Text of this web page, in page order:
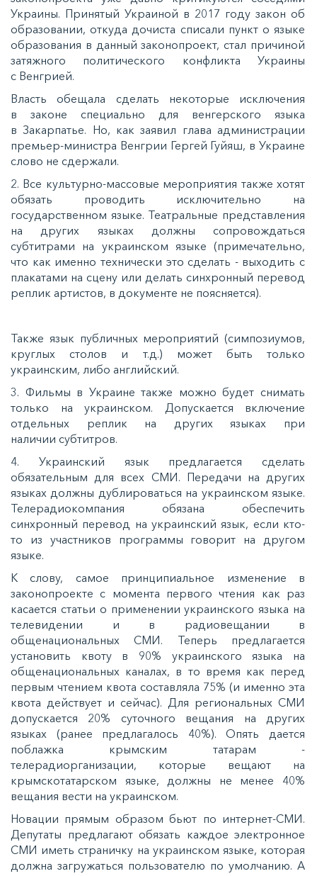
Украины. Принятый Украиной в 2017 году закон об
образовании, откуда дочиста списали пункт о языке
образования в данный законопроект, стал причиной
затяжного политического конфликта Украины
с Венгрией.
Власть обещала сделать некоторые исключения
в законе специально для венгерского языка
в Закарпатье. Но, как заявил глава администрации
премьер-министра Венгрии Гергей Гуйяш, в Украине
слово не сдержали.
2. Все культурно-массовые мероприятия также хотят
обязать проводить исключительно на
государственном языке. Театральные представления
на других языках должны сопровождаться
субтитрами на украинском языке (примечательно,
что как именно технически это сделать - выходить с
плакатами на сцену или делать синхронный перевод
реплик артистов, в документе не поясняется).
Также язык публичных мероприятий (симпозиумов,
круглых столов и т.д.) может быть только
украинским, либо английский.
3. Фильмы в Украине также можно будет снимать
только на украинском. Допускается включение
отдельных реплик на других языках при
наличии субтитров.
4. Украинский язык предлагается сделать
обязательным для всех СМИ. Передачи на других
языках должны дублироваться на украинском языке.
Телерадиокомпания обязана обеспечить
синхронный перевод на украинский язык, если кто-
то из участников программы говорит на другом
языке.
К слову, самое принципиальное изменение в
законопроекте с момента первого чтения как раз
касается статьи о применении украинского языка на
телевидении и в радиовещании в
общенациональных СМИ. Теперь предлагается
установить квоту в 90% украинского языка на
общенациональных каналах, в то время как перед
первым чтением квота составляла 75% (и именно эта
квота действует и сейчас). Для региональных СМИ
допускается 20% суточного вещания на других
языках (ранее предлагалось 40%). Опять дается
поблажка крымским татарам -
телерадиорганизации, которые вещают на
крымскотатарском языке, должны не менее 40%
вещания вести на украинском.
Новации прямым образом бьют по интернет-СМИ.
Депутаты предлагают обязать каждое электронное
СМИ иметь страничку на украинском языке, которая
должна загружаться пользователю по умолчанию. А